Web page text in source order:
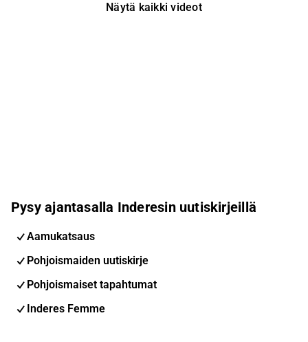
Näytä kaikki videot
Pysy ajantasalla Inderesin uutiskirjeillä
Aamukatsaus
Pohjoismaiden uutiskirje
Pohjoismaiset tapahtumat
Inderes Femme